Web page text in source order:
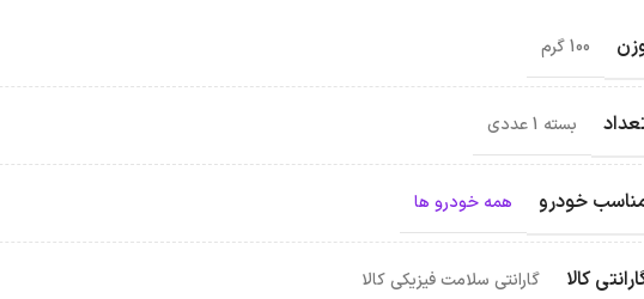
100 گرم
بسته 1 عددی
خودرو همه خودرو ها
کالا گارانتی سلامت فیزیکی کالا